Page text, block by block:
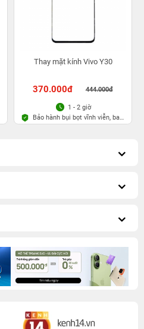
Thay mặt kính Vivo Y30
370.000đ 444.000đ
1 - 2 giờ
Bảo hành bụi bọt vĩnh viễn, bao
rơi vỡ kính